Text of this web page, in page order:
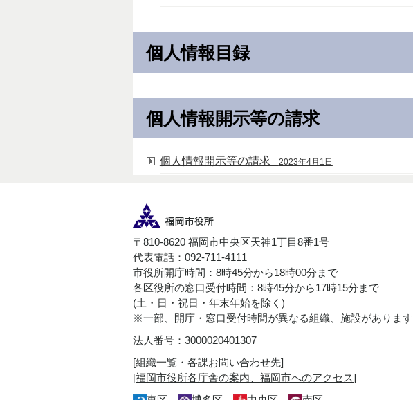
個人情報目録
個人情報開示等の請求
個人情報開示等の請求 2023年4月1日
〒810-8620 福岡市中央区天神1丁目8番1号
代表電話：092-711-4111
市役所開庁時間：8時45分から18時00分まで
各区役所の窓口受付時間：8時45分から17時15分まで
(土・日・祝日・年末年始を除く)
※一部、開庁・窓口受付時間が異なる組織、施設があります
法人番号：3000020401307
[組織一覧・各課お問い合わせ先]
[福岡市役所各庁舎の案内、福岡市へのアクセス]